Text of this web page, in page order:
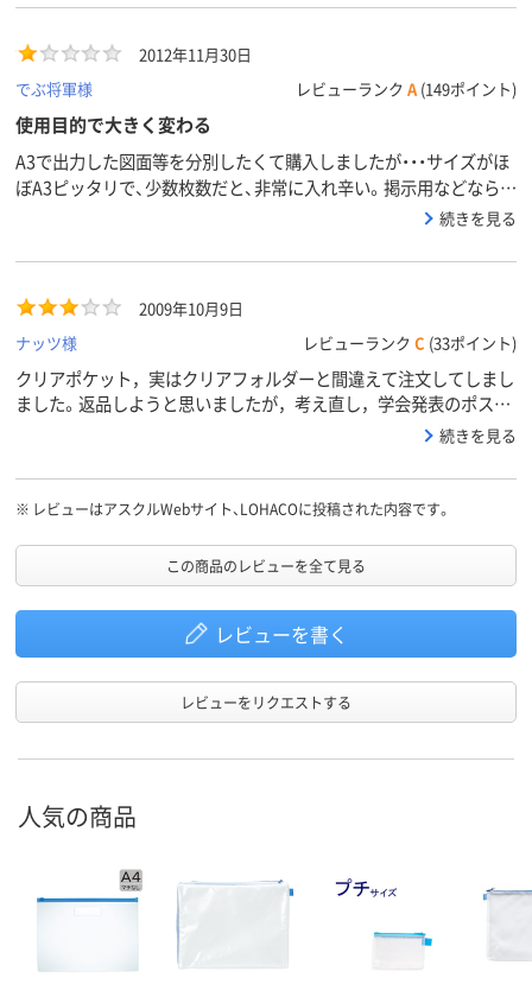
数
2012年11月30日
でぶ将軍様
レビューランク A (149ポイント)
使用目的で大きく変わる
A3で出力した図面等を分別したくて購入しましたが・・・サイズがほ
ぼA3ピッタリで、少数枚数だと、非常に入れ辛い。掲示用などなら、
問題ないかとは思いますが。サクサク分けたいユーザーには、不向
続きを見る
2009年10月9日
ナッツ様
レビューランク C (33ポイント)
クリアポケット，実はクリアフォルダーと間違えて注文してしまし
ました。返品しようと思いましたが，考え直し，学会発表のポスタ
ー展示に使ってます。 掲示ボードに飾ると，光沢があって綺麗で
続きを見る
※ レビューはアスクルWebサイト、LOHACOに投稿された内容です。
この商品のレビューを全て見る
レビューを書く
レビューをリクエストする
人気の商品